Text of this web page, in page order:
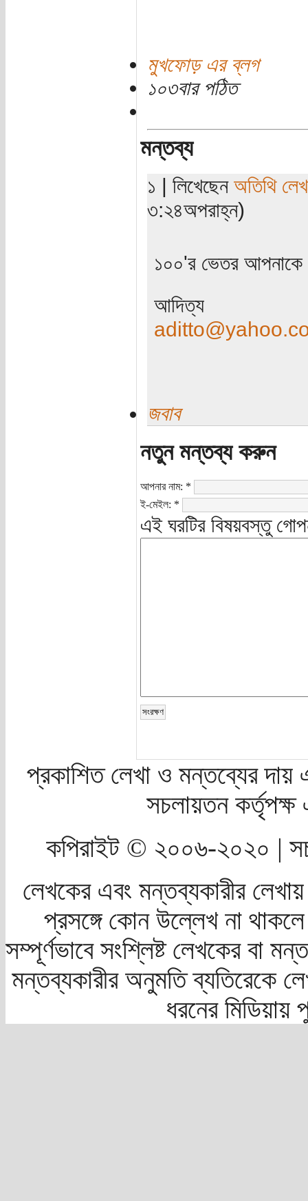
মুখফোড় এর ব্লগ
১০৩বার পঠিত
মন্তব্য
১ | লিখেছেন অতিথি
৩:২৪অপরাহ্ন)
১০০'র ভেতর আপনাকে
আদিত্য
জবাব
নতুন মন্তব্য করুন
আপনার নাম: *
ই-মেইল: *
এই ঘরটির বিষয়বস্তু
প্রকাশিত লেখা ও মন্তব্যের দায়
সচলায়তন
কপিরাইট © ২০০৬-২০২০ |
লেখকের এবং মন্তব্যকারীর
প্রসঙ্গে কোন উল্লেখ না
সম্পূর্ণভাবে সংশ্লিষ্ট লেখকের বা
মন্তব্যকারীর অনুমতি ব্যতিরেকে
ধরনের মিডিয়ায়